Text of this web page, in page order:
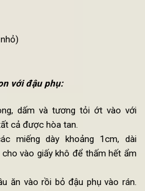
chay đơn giản với Đậu phụ:
nhỏ)